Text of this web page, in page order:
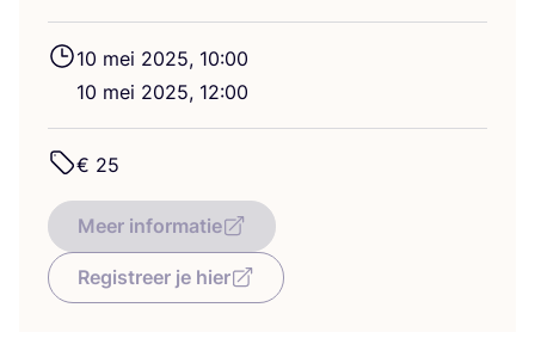
10 mei 2025, 10:00
10 mei 2025, 12:00
€ 25
Meer informatie
Registreer je hier